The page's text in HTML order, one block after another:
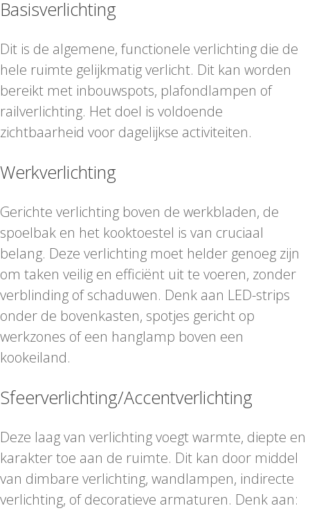
Basisverlichting
Dit is de algemene, functionele verlichting die de
hele ruimte gelijkmatig verlicht. Dit kan worden
bereikt met inbouwspots, plafondlampen of
railverlichting. Het doel is voldoende
zichtbaarheid voor dagelijkse activiteiten.
Werkverlichting
Gerichte verlichting boven de werkbladen, de
spoelbak en het kooktoestel is van cruciaal
belang. Deze verlichting moet helder genoeg zijn
om taken veilig en efficiënt uit te voeren, zonder
verblinding of schaduwen. Denk aan LED-strips
onder de bovenkasten, spotjes gericht op
werkzones of een hanglamp boven een
kookeiland.
Sfeerverlichting/Accentverlichting
Deze laag van verlichting voegt warmte, diepte en
karakter toe aan de ruimte. Dit kan door middel
van dimbare verlichting, wandlampen, indirecte
verlichting, of decoratieve armaturen. Denk aan: